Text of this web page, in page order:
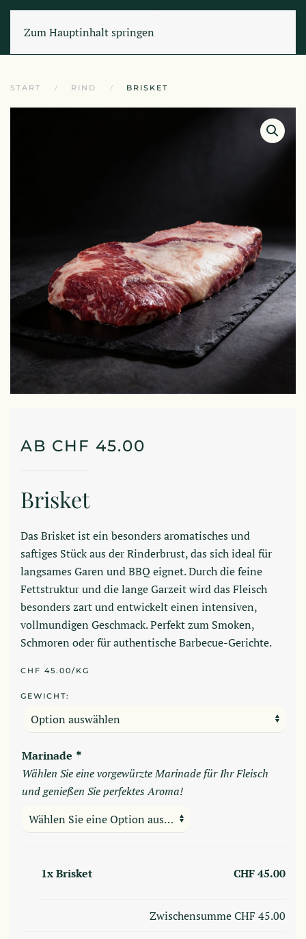
Zum Hauptinhalt springen
START RIND BRISKET
AB CHF 45.00
Brisket
Das Brisket ist ein besonders aromatisches und
saftiges Stück aus der Rinderbrust, das sich ideal für
langsames Garen und BBQ eignet. Durch die feine
Fettstruktur und die lange Garzeit wird das Fleisch
besonders zart und entwickelt einen intensiven,
vollmundigen Geschmack. Perfekt zum Smoken,
Schmoren oder für authentische Barbecue-Gerichte.
CHF 45.00/KG
GEWICHT:
Marinade *
Wählen Sie eine vorgewürzte Marinade für Ihr Fleisch
und genießen Sie perfektes Aroma!
1xBrisket CHF 45.00
ZwischensummeCHF 45.00